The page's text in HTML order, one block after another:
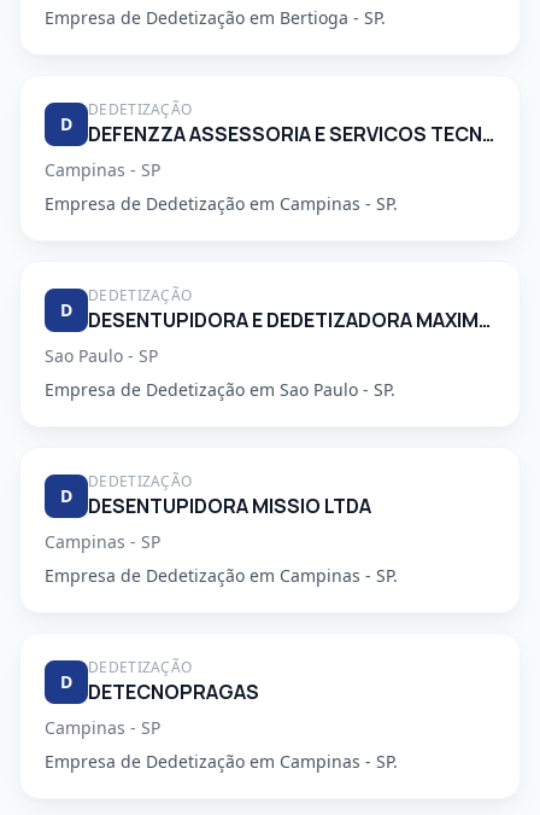
Empresa de Dedetização em Bertioga - SP.
D
DEDETIZAÇÃO
DEFENZZA ASSESSORIA E SERVICOS TECNICOS LTDA
Campinas - SP
Empresa de Dedetização em Campinas - SP.
D
DEDETIZAÇÃO
DESENTUPIDORA E DEDETIZADORA MAXIMO EMPENHO LTDA
Sao Paulo - SP
Empresa de Dedetização em Sao Paulo - SP.
D
DEDETIZAÇÃO
DESENTUPIDORA MISSIO LTDA
Campinas - SP
Empresa de Dedetização em Campinas - SP.
D
DEDETIZAÇÃO
DETECNOPRAGAS
Campinas - SP
Empresa de Dedetização em Campinas - SP.